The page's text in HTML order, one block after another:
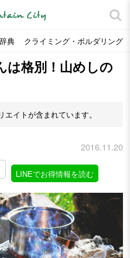
典 クライミング・ボルダリング
は格別！山めしの
イトが含まれています。
2016.11.20
LINEでお得情報を読む